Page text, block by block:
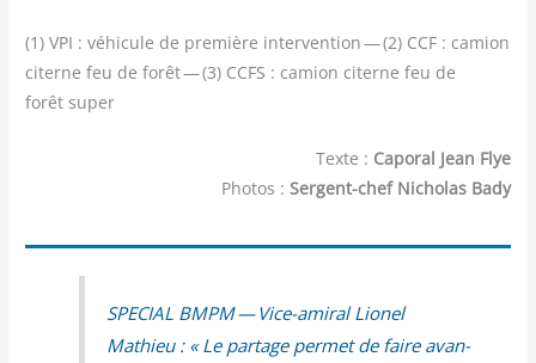
(1) VPI : véhi­cule de pre­mière inter­ven­tion — (2) CCF : camion
citerne feu de forêt — (3) CCFS : camion citerne feu de
forêt super
Texte : Caporal Jean Flye
Photos : Sergent-chef Nicholas Bady
SPECIAL BMPM — Vice-ami­ral Lio­nel
Mathieu : « Le par­tage per­met de faire avan­